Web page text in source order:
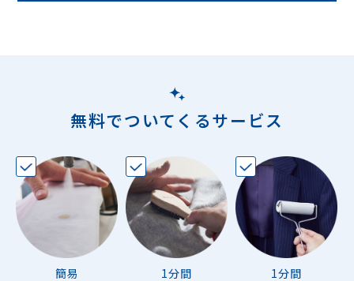
無料でついてくるサービス
簡易 1分間 1分間